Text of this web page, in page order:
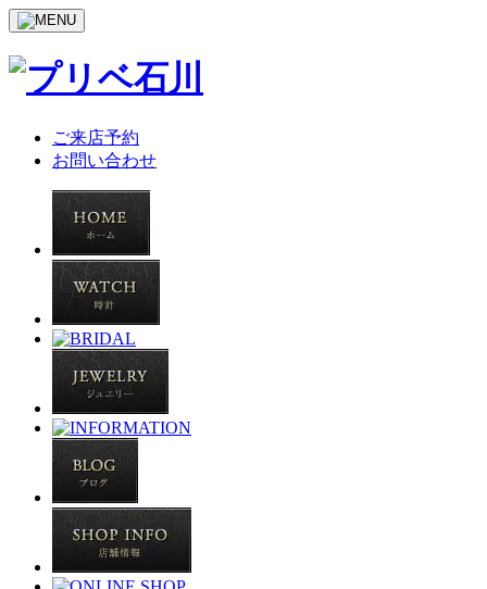
ご来店予約
お問い合わせ